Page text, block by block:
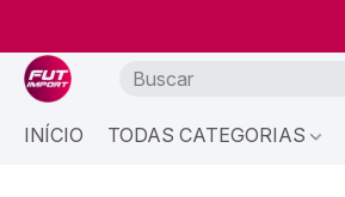
INÍCIO TODAS CATEGORIAS